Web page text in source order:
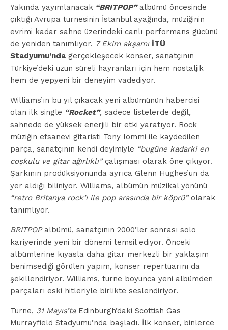
Yakında yayımlanacak “BRITPOP”albümü öncesinde
çıktığı Avrupa turnesinin İstanbul ayağında, müziğinin
evrimi kadar sahne üzerindeki canlı performans gücünü
de yeniden tanımlıyor. 7 Ekim akşamı İTÜ
Stadyumu’nda gerçekleşecek konser, sanatçının
Türkiye’deki uzun süreli hayranları için hem nostaljik
hem de yepyeni bir deneyim vadediyor.
Williams’ın bu yıl çıkacak yeni albümünün habercisi
olan ilk single “Rocket”, sadece listelerde değil,
sahnede de yüksek enerjili bir etki yaratıyor. Rock
müziğin efsanevi gitaristi Tony Iommi ile kaydedilen
parça, sanatçının kendi deyimiyle “bugüne kadarki en
coşkulu ve gitar ağırlıklı”çalışması olarak öne çıkıyor.
Şarkının prodüksiyonunda ayrıca Glenn Hughes’un da
yer aldığı biliniyor. Williams, albümün müzikal yönünü
“retro Britanya rock’ı ile pop arasında bir köprü”olarak
tanımlıyor.
BRITPOPalbümü, sanatçının 2000’ler sonrası solo
kariyerinde yeni bir dönemi temsil ediyor. Önceki
albümlerine kıyasla daha gitar merkezli bir yaklaşım
benimsediği görülen yapım, konser repertuarını da
şekillendiriyor. Williams, turne boyunca yeni albümden
parçaları eski hitleriyle birlikte seslendiriyor.
Turne, 31 Mayıs’taEdinburgh’daki Scottish Gas
Murrayfield Stadyumu’nda başladı. İlk konser, binlerce